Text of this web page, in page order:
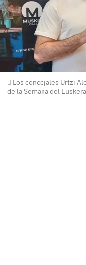
Los concejales Urtzi
de la Semana del Euskera